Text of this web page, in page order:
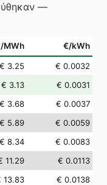
—
MWh €/kWh
€ 3.25
€ 0.0032
€ 3.13
€ 0.0031
€ 3.68
€ 0.0037
€ 5.89
€ 0.0059
€ 8.34
€ 0.0083
11.29
€ 0.0113
13.83
€ 0.0138